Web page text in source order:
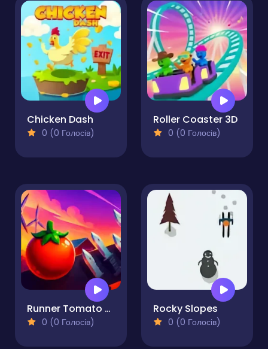
Chicken Dash
0 (0 Голосів)
Roller Coaster 3D
0 (0 Голосів)
Runner Tomato Hyper Casual
0 (0 Голосів)
Rocky Slopes
0 (0 Голосів)